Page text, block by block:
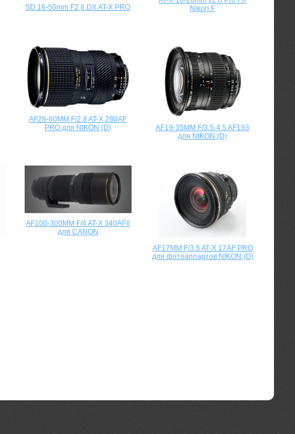
SD 16-50mm F2,8 DX AT-X PRO
Nikon F
AF28-80MM F/2.8 AT-X 280AF
PRO для NIKON (D)
AF19-35MM F/3.5-4.5 AF193
для NIKON (D)
AF100-300MM F/4 AT-X 340AFII
для CANON
AF17MM F/3.5 AT-X 17AF PRO
для фотоаппартов NIKON (D)